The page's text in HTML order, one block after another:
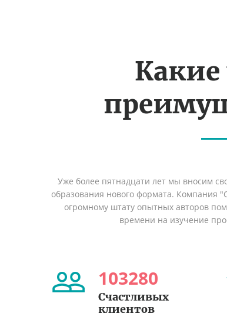
Какие
Уже более пятнадцати лет мы вносим
образования нового формата. Компания
огромному штату опытных авторов
времени на изучение
103280
Счастливых
клиентов